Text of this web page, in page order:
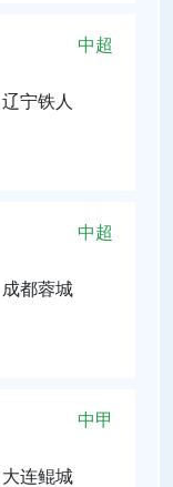
中超
辽宁铁人
中超
成都蓉城
中甲
大连鲲城